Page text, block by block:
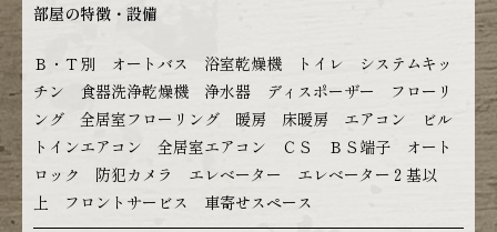
部屋の特徴・設備
Ｂ・Ｔ別 オートバス 浴室乾燥機 トイレ システムキッ
チン 食器洗浄乾燥機 浄水器 ディスポーザー フローリ
ング 全居室フローリング 暖房 床暖房 エアコン ビル
トインエアコン 全居室エアコン ＣＳ ＢＳ端子 オート
ロック 防犯カメラ エレベーター エレベーター２基以
上 フロントサービス 車寄せスペース